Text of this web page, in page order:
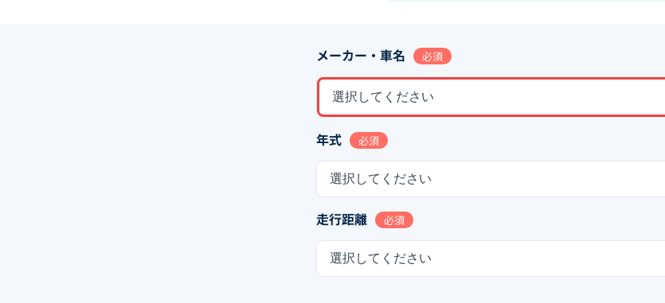
メーカー・車名 必須
選択してください
年式 必須
選択してください
走行距離 必須
選択してください